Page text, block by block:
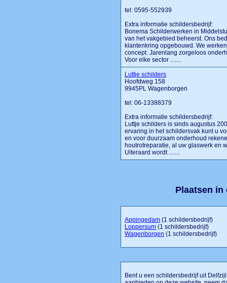
tel: 0595-552939
Extra informatie schildersbedrijf:
Bonema Schilderwerken in
van het vakgebied beheerst. Ons
klantenkring opgebouwd. We
concept. Jarenlang zorgeloos
Voor elke sector .......
Luttje schilders
Hoofdweg 158
9945PL Wagenborgen
tel: 06-13388379
Extra informatie schildersbedrijf:
Luttje schilders is sinds augustus
ervaring in het schildersvak kunt u
en voor duurzaam onderhoud
houtrotreparatie, al uw glaswerk en
Uiteraard wordt .......
Plaatsen in
Appingedam (1 schildersbedrijf)
Loppersum (1 schildersbedrijf)
Wagenborgen (1 schildersbedrijf)
Bent u een schildersbedrijf uit